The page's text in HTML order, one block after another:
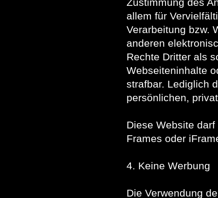
allem für
Verarbeitung bzw.
anderen
Rechte Dritter als
Webseiteninhalte
strafbar. Lediglich
persönlichen,
Diese Website
Frames oder
4. Keine Werbung
Die Verwendung